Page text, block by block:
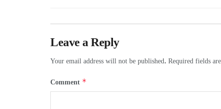
Leave a Reply
Your email address will not be published. Required fields
Comment *